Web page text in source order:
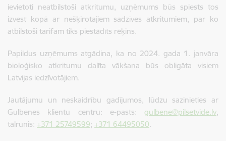
ievietoti neatbilstoši atkritumu, uzņēmums būs spiests tos
izvest kopā ar nešķirotajiem sadzīves atkritumiem, par ko
atbilstoši tarifam tiks piestādīts rēķins.
Papildus uzņēmums atgādina, ka no 2024. gada 1. janvāra
bioloģisko atkritumu dalīta vākšana būs obligāta visiem
Latvijas iedzīvotājiem.
Jautājumu un neskaidrību gadījumos, lūdzu sazinieties ar
Gulbenes klientu centru: e-pasts: gulbene@pilsetvide.lv,
tālrunis: +371 25749599; +371 64495050.